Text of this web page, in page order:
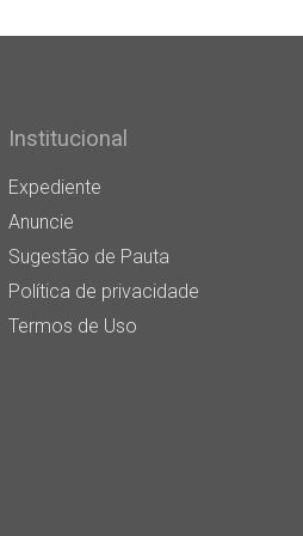
Institucional
Expediente
Anuncie
Sugestão de Pauta
Política de privacidade
Termos de Uso